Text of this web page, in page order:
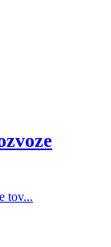
tov...